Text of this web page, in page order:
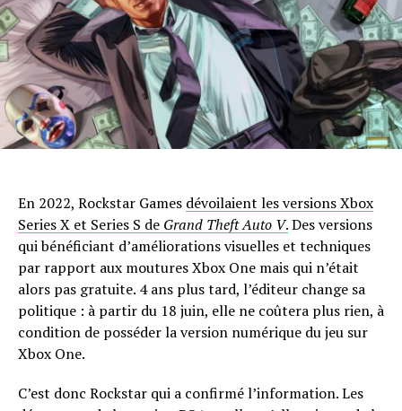
En 2022, Rockstar Games dévoilaient les versions Xbox
Series X et Series S de Grand Theft Auto V.Des versions
qui bénéficiant d’améliorations visuelles et techniques
par rapport aux moutures Xbox One mais qui n’était
alors pas gratuite. 4 ans plus tard, l’éditeur change sa
politique : à partir du 18 juin, elle ne coûtera plus rien, à
condition de posséder la version numérique du jeu sur
Xbox One.
C’est donc Rockstar qui a confirmé l’information. Les